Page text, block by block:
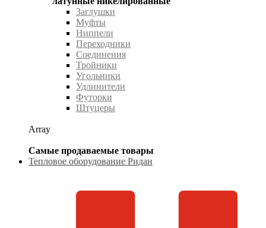
Заглушки
Муфты
Ниппели
Переходники
Соединения
Тройники
Угольники
Удлинители
Футорки
Штуцеры
Array
Самые продаваемые товары
Тепловое оборудование Ридан